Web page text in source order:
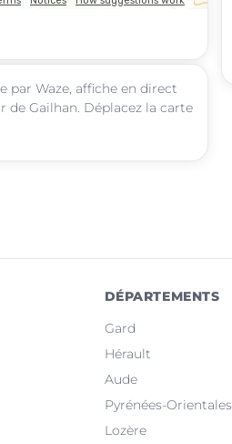
par Waze, affiche en direct
de Gailhan. Déplacez la carte
DÉPARTEMENTS
Gard
Hérault
Aude
Pyrénées-Orientales
Lozère